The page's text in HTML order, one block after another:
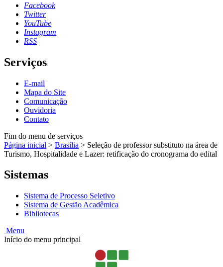
Facebook
Twitter
YouTube
Instagram
RSS
Serviços
E-mail
Mapa do Site
Comunicação
Ouvidoria
Contato
Fim do menu de serviços
Página inicial > Brasília > Seleção de professor substituto na área de
Turismo, Hospitalidade e Lazer: retificação do cronograma do edital
Sistemas
Sistema de Processo Seletivo
Sistema de Gestão Acadêmica
Bibliotecas
Menu
Início do menu principal